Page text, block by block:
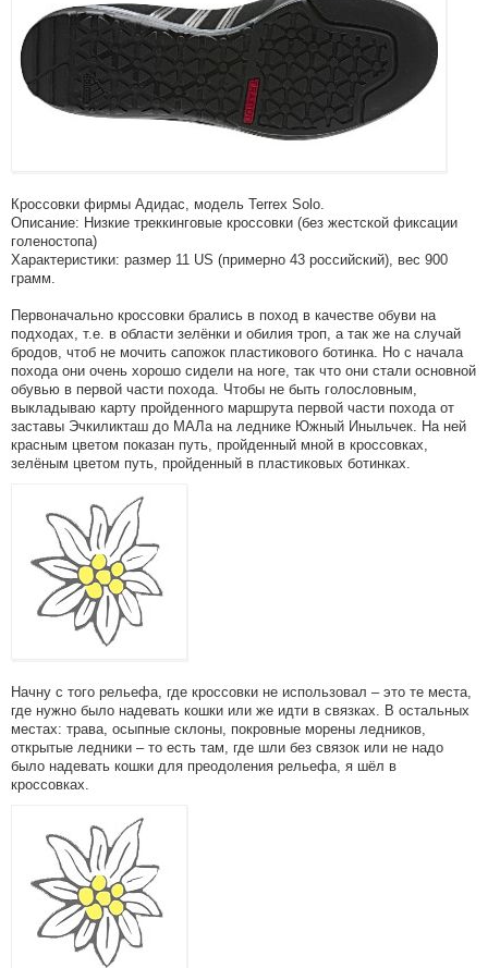
Кроссовки фирмы Адидас, модель Terrex Solo.
Описание: Низкие треккинговые кроссовки (без жестской фиксации
голеностопа)
Характеристики: размер 11 US (примерно 43 российский), вес 900
грамм.
Первоначально кроссовки брались в поход в качестве обуви на
подходах, т.е. в области зелёнки и обилия троп, а так же на случай
бродов, чтоб не мочить сапожок пластикового ботинка. Но с начала
похода они очень хорошо сидели на ноге, так что они стали основной
обувью в первой части похода. Чтобы не быть голословным,
выкладываю карту пройденного маршрута первой части похода от
заставы Эчкиликташ до МАЛа на леднике Южный Иныльчек. На ней
красным цветом показан путь, пройденный мной в кроссовках,
зелёным цветом путь, пройденный в пластиковых ботинках.
Начну с того рельефа, где кроссовки не использовал – это те места,
где нужно было надевать кошки или же идти в связках. В остальных
местах: трава, осыпные склоны, покровные морены ледников,
открытые ледники – то есть там, где шли без связок или не надо
было надевать кошки для преодоления рельефа, я шёл в
кроссовках.